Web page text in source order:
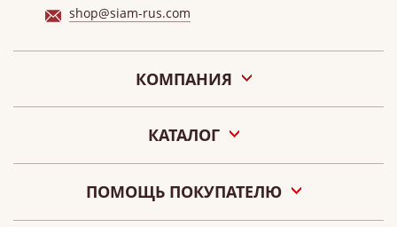
shop@siam-rus.com
КОМПАНИЯ
О нас
Акции
Новости
Наши салоны
КАТАЛОГ
Подарочные сертификаты «СИАМ»
ПОМОЩЬ ПОКУПАТЕЛЮ